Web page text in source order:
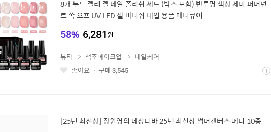
8개 누드 젤리 젤 네일 폴리쉬 세트 (박스 포함) 반투명 색상 세미 퍼머넌
트 쏙 오프 UV LED 젤 바니쉬 네일 용품 매니큐어
58% 6,281원
좋 상
뷰티 색조메이크업
네일케어
좋아요
구매 3,545
[25년 최신상] 장원영의 데싱디바 25년 최신상 썸머캔버스 페디 10종